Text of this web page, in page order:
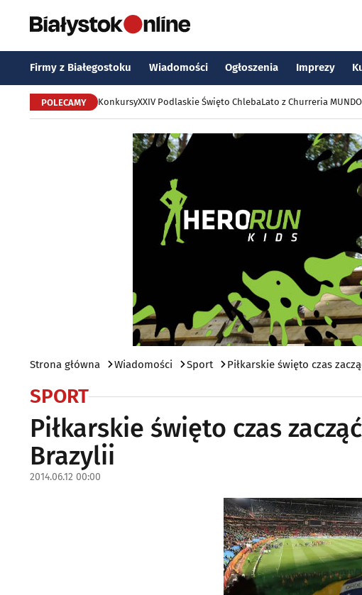
Firmy z Białegostoku Wiadomości Ogłoszenia Imprezy
POLECAMY KonkursyXXIV Podlaskie Święto ChlebaLato z Churreria MUNDO
Strona główna Wiadomości Sport Piłkarskie święto czas
SPORT
Piłkarskie święto czas
Brazylii
2014.06.12 00:00